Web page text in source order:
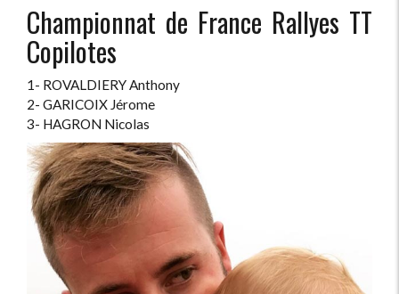
Championnat de France Rallyes TT
Copilotes
1- ROVALDIERY Anthony
2- GARICOIX Jérome
3- HAGRON Nicolas